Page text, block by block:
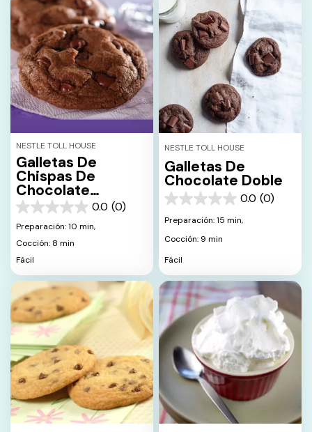
NESTLE TOLL HOUSE
Galletas De
Chispas De
Chocolate
Ensueño 0.0 (0)
0.0
de
estrellas.
Preparación: 10 min,
Cocción: 8 min
Fácil
NESTLE TOLL HOUSE
Galletas De
Chocolate Doble
0.0 (0)
0.0
de
estrellas.
Preparación: 15 min,
Cocción: 9 min
Fácil